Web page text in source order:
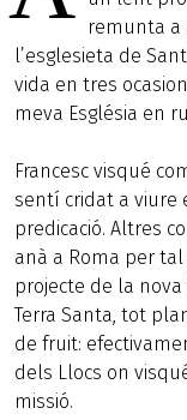
remunta a
l’esglesieta de
vida en tres
meva Església en
Francesc visqué
sentí cridat a viure
predicació. Altres
anà a Roma per
projecte de la nova
Terra Santa, tot
de fruit:
dels Llocs on
missió.